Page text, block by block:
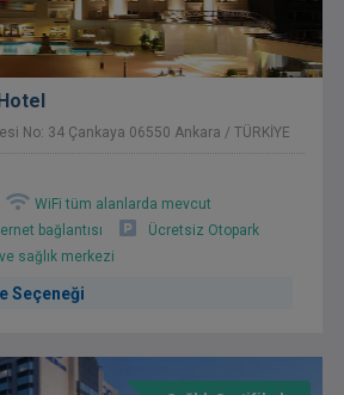
No: 34 Çankaya 06550 Ankara / TÜRKİYE
WiFi tüm alanlarda mevcut
bağlantısı
Ücretsiz Otopark
sağlık merkezi
Seçeneği